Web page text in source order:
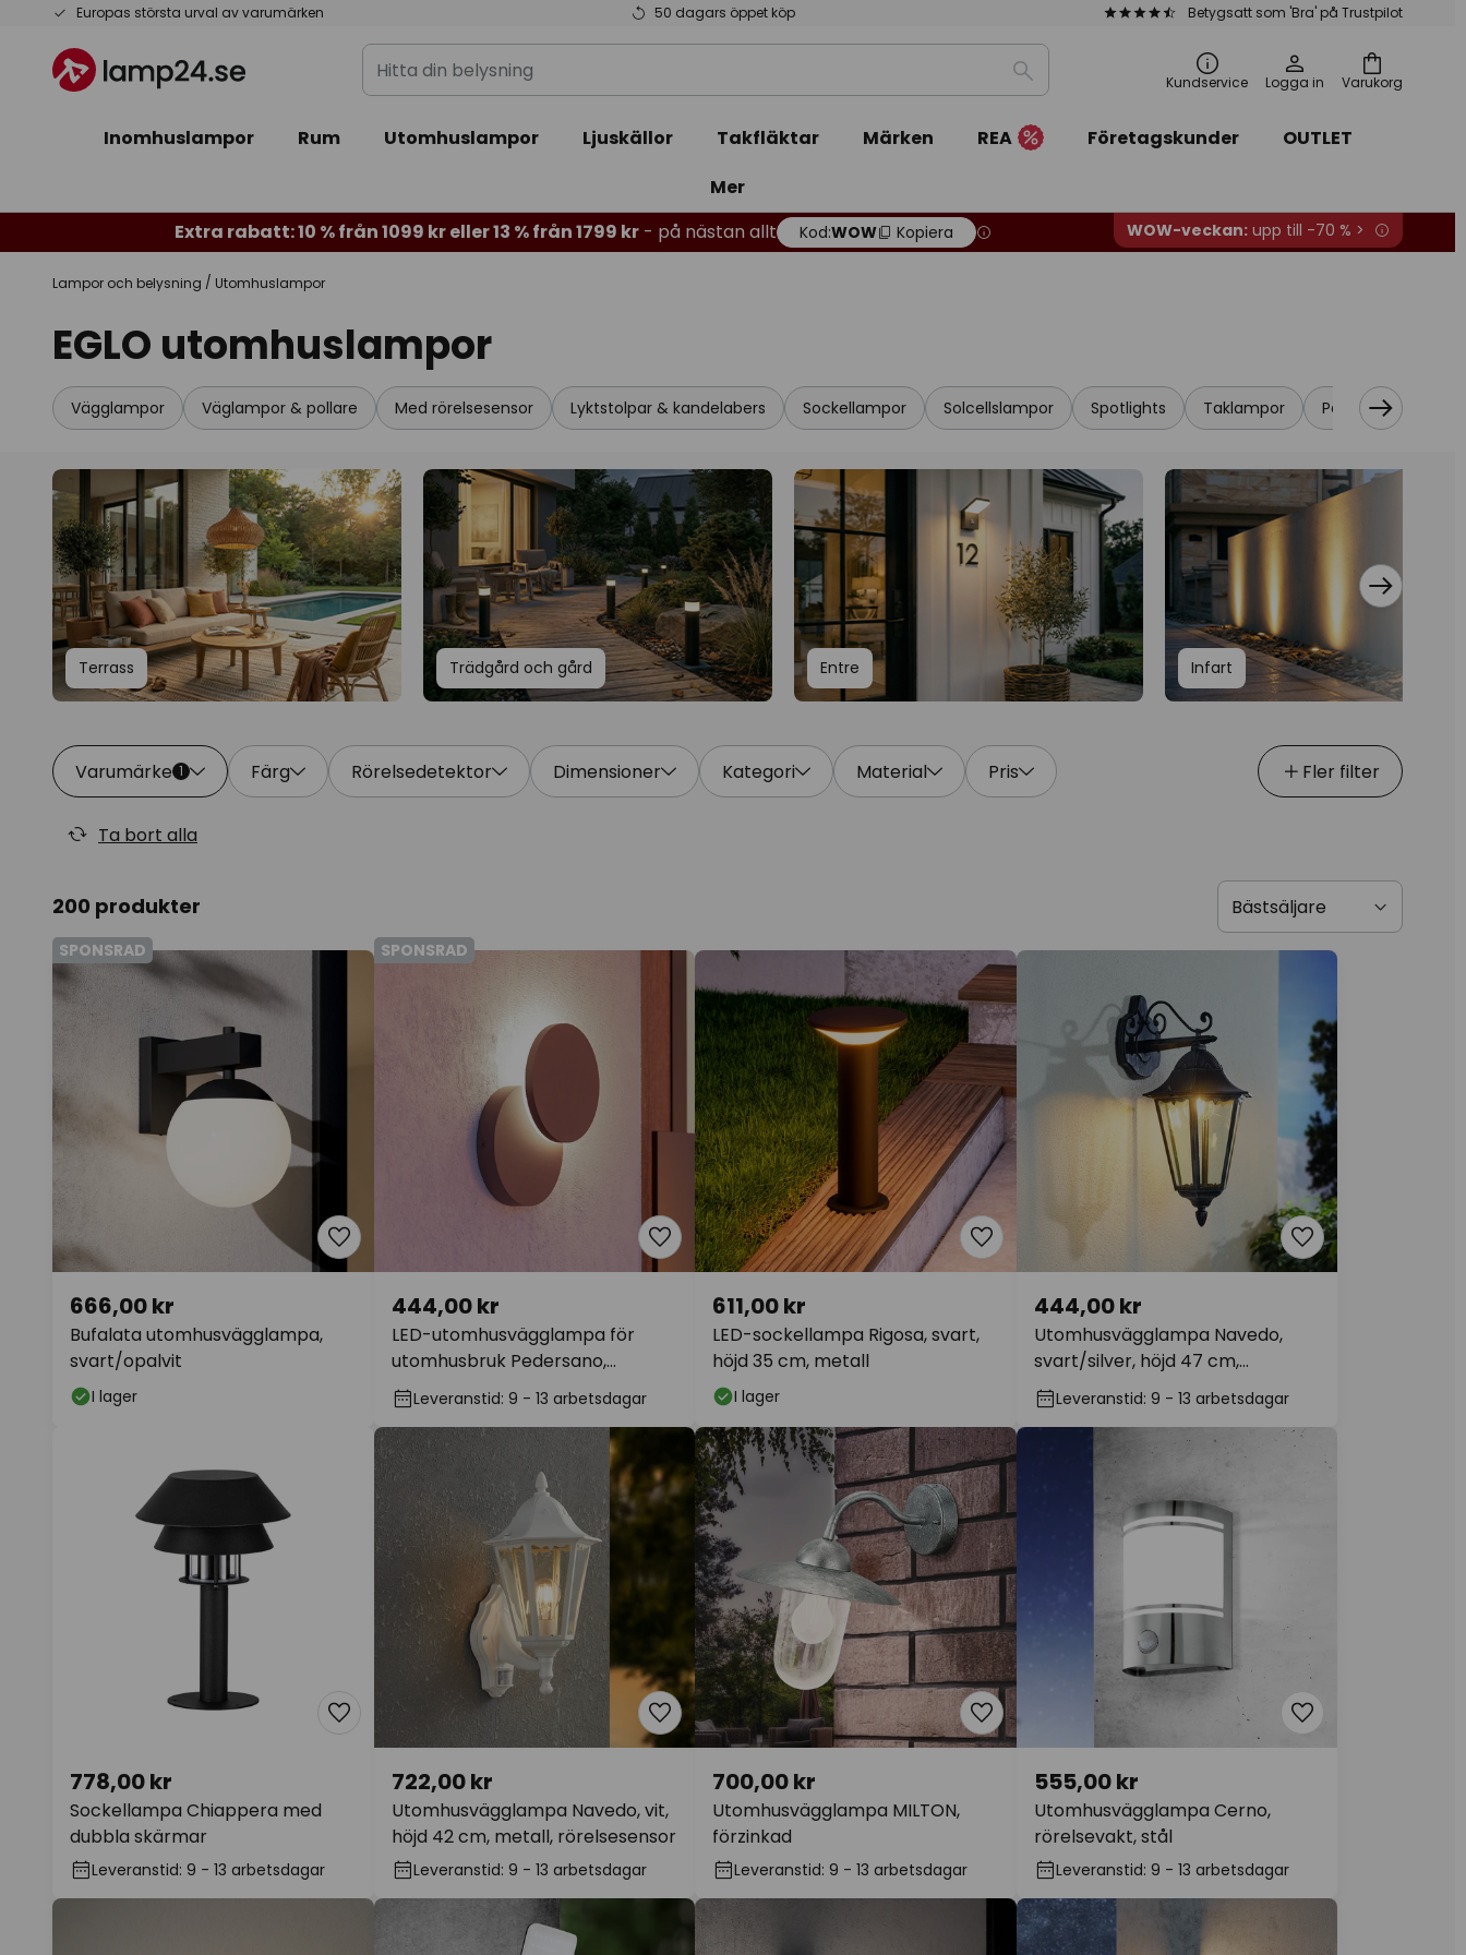
Europas största urval av varumärken 50 dagars öppet köp Betygsatt som 'Bra' på Trustpilot
Hoppa
innehållet
Varukorg
Hitta
din
Sök Kundservice Logga in
Inomhuslampor Rum Utomhuslampor Ljuskällor Takfläktar Märken REA Företagskunder
OUTLET
Mer
Extra rabatt: 10 % från 1099 kr eller 13 % från 1799 kr - på nästan allt Kod:WOW Kopiera WOW-veckan: upp till -70 % >
Lampor och belysning Utomhuslampor
EGLO utomhuslampor
Vägglampor Väglampor & pollare Med rörelsesensor Lyktstolpar & kandelabers Sockellampor Solcellslampor Spotlights Taklampor Pendellampor
Terrass Trädgård och gård Entre Infart
Varumärke 1 Färg Rörelsedetektor Dimensioner Kategori Material Pris Fler filter
Ta bort alla
200 produkter
SPONSRAD
Bufalata utomhusvägglampa,
svart/opalvit
666,00 kr
I lager
SPONSRAD
LED-utomhusvägglampa för
utomhusbruk Pedersano,
rostfärgad, Ø 14 cm, metall
444,00 kr
Leveranstid: 9 - 13 arbetsdagar
LED-sockellampa Rigosa, svart,
höjd 35 cm, metall
611,00 kr
I lager
Utomhusvägglampa Navedo,
svart/silver, höjd 47 cm,
nedåtriktad
444,00 kr
Leveranstid: 9 - 13 arbetsdagar
Sockellampa Chiappera med
dubbla skärmar
778,00 kr
Leveranstid: 9 - 13 arbetsdagar
Utomhusvägglampa Navedo, vit,
höjd 42 cm, metall, rörelsesensor
722,00 kr
Leveranstid: 9 - 13 arbetsdagar
Utomhusvägglampa MILTON,
förzinkad
700,00 kr
Leveranstid: 9 - 13 arbetsdagar
Utomhusvägglampa Cerno,
rörelsevakt, stål
555,00 kr
Leveranstid: 9 - 13 arbetsdagar